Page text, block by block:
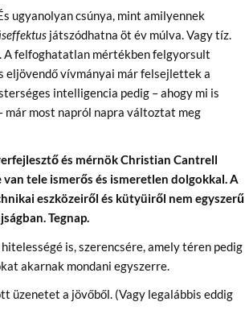
ugyanolyan csúnya, mint amilyennek
játszódhatna öt év múlva. Vagy tíz.
A felfoghatatlan mértékben felgyorsult
eljövendő vívmányai már felsejlettek a
intelligencia pedig – ahogy mi is
már most napról napra változtat meg
és mérnök Christian Cantrell
van tele ismerős és ismeretlen dolgokkal. A
eszközeiről és kütyüiről nem egyszerű
Tegnap.
is, szerencsére, amely téren pedig
akarnak mondani egyszerre.
üzenetet a jövőből. (Vagy legalábbis eddig